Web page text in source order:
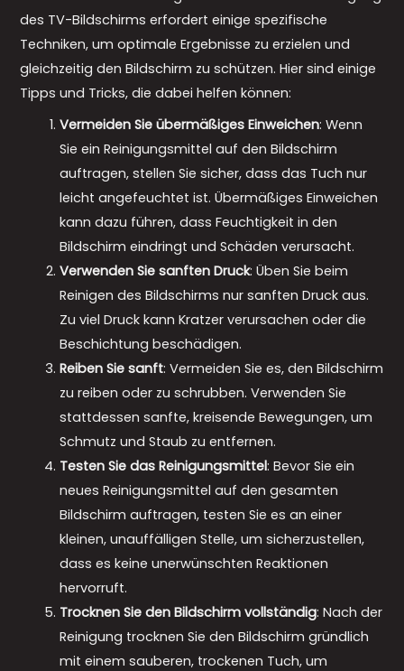
des TV-Bildschirms erfordert einige spezifische
Techniken, um optimale Ergebnisse zu erzielen und
gleichzeitig den Bildschirm zu schützen. Hier sind einige
Tipps und Tricks, die dabei helfen können:
Vermeiden Sie übermäßiges Einweichen: Wenn
Sie ein Reinigungsmittel auf den Bildschirm
auftragen, stellen Sie sicher, dass das Tuch nur
leicht angefeuchtet ist. Übermäßiges Einweichen
kann dazu führen, dass Feuchtigkeit in den
Bildschirm eindringt und Schäden verursacht.
Verwenden Sie sanften Druck: Üben Sie beim
Reinigen des Bildschirms nur sanften Druck aus.
Zu viel Druck kann Kratzer verursachen oder die
Beschichtung beschädigen.
Reiben Sie sanft: Vermeiden Sie es, den Bildschirm
zu reiben oder zu schrubben. Verwenden Sie
stattdessen sanfte, kreisende Bewegungen, um
Schmutz und Staub zu entfernen.
Testen Sie das Reinigungsmittel: Bevor Sie ein
neues Reinigungsmittel auf den gesamten
Bildschirm auftragen, testen Sie es an einer
kleinen, unauffälligen Stelle, um sicherzustellen,
dass es keine unerwünschten Reaktionen
hervorruft.
Trocknen Sie den Bildschirm vollständig: Nach der
Reinigung trocknen Sie den Bildschirm gründlich
mit einem sauberen, trockenen Tuch, um